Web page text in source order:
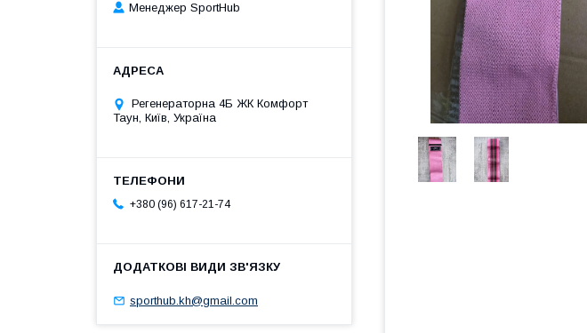
Менеджер SportHub
Регенераторна 4Б ЖК Комфорт
Таун, Київ, Україна
+380 (96) 617-21-74
sporthub.kh@gmail.com